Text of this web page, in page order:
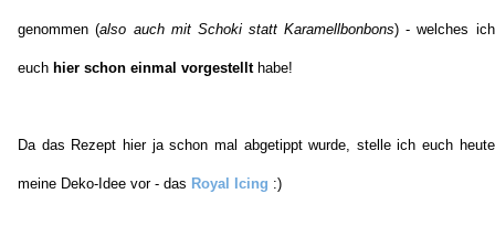
genommen (also auch mit Schoki statt Karamellbonbons) - welches ich
euchhier schon einmal vorgestellthabe!
Da das Rezept hier ja schon mal abgetippt wurde, stelle ich euch heute
meine Deko-Idee vor - das Royal Icing :)